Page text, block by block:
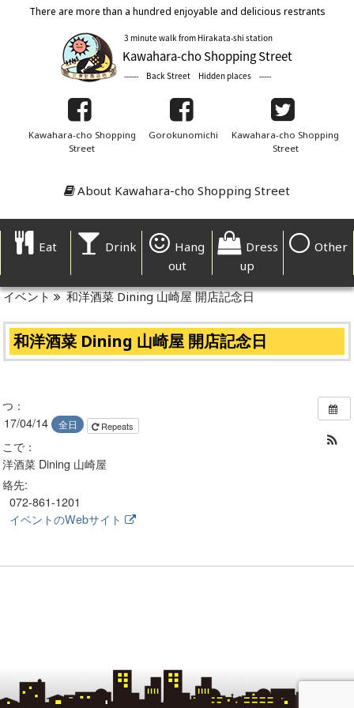
There are more than a hundred enjoyable and delicious restrants
Kawahara-cho Shopping
Street
Gorokunomichi
Kawahara-cho Shopping
Street
About Kawahara-cho Shopping Street
Eat Drink
Hang
out
Dress
up
Other
イベント 和洋酒菜 Dining 山崎屋 開店記念日
和洋酒菜 Dining 山崎屋 開店記念日
：
04/14 全日 Repeats
で：
洋酒菜 Dining 山崎屋
先:
072-861-1201
イベントのWebサイト